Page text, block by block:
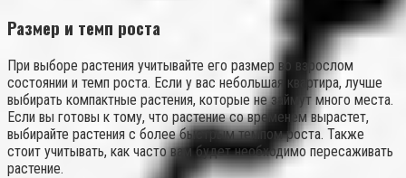
Размер и темп роста
При выборе растения учитывайте его размер во взрослом
состоянии и темп роста. Если у вас небольшая квартира, лучше
выбирать компактные растения, которые не займут много места.
Если вы готовы к тому, что растение со временем вырастет,
выбирайте растения с более быстрым темпом роста. Также
стоит учитывать, как часто вам будет необходимо пересаживать
растение.